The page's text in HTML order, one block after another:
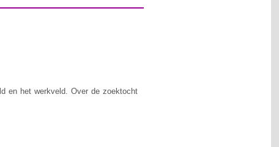
en het werkveld. Over de zoektocht